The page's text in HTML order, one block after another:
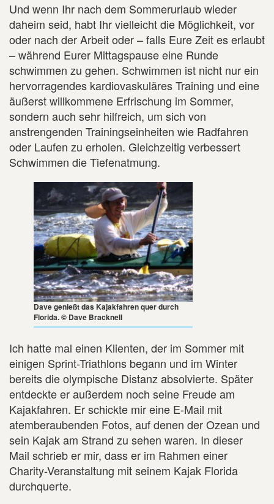
Und wenn Ihr nach dem Sommerurlaub wieder
daheim seid, habt Ihr vielleicht die Möglichkeit, vor
oder nach der Arbeit oder – falls Eure Zeit es erlaubt
– während Eurer Mittagspause eine Runde
schwimmen zu gehen. Schwimmen ist nicht nur ein
hervorragendes kardiovaskuläres Training und eine
äußerst willkommene Erfrischung im Sommer,
sondern auch sehr hilfreich, um sich von
anstrengenden Trainingseinheiten wie Radfahren
oder Laufen zu erholen. Gleichzeitig verbessert
Schwimmen die Tiefenatmung.
Dave genießt das Kajakfahren quer durch
Florida. © Dave Bracknell
Ich hatte mal einen Klienten, der im Sommer mit
einigen Sprint-Triathlons begann und im Winter
bereits die olympische Distanz absolvierte. Später
entdeckte er außerdem noch seine Freude am
Kajakfahren. Er schickte mir eine E-Mail mit
atemberaubenden Fotos, auf denen der Ozean und
sein Kajak am Strand zu sehen waren. In dieser
Mail schrieb er mir, dass er im Rahmen einer
Charity-Veranstaltung mit seinem Kajak Florida
durchquerte.